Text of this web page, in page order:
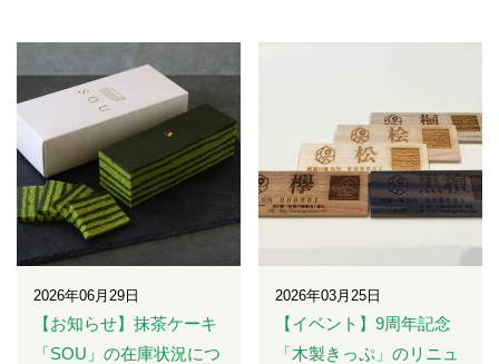
2026年06月29日
【お知らせ】抹茶ケーキ
「SOU」の在庫状況につ
2026年03月25日
【イベント】9周年記念
「木製きっぷ」のリニュ